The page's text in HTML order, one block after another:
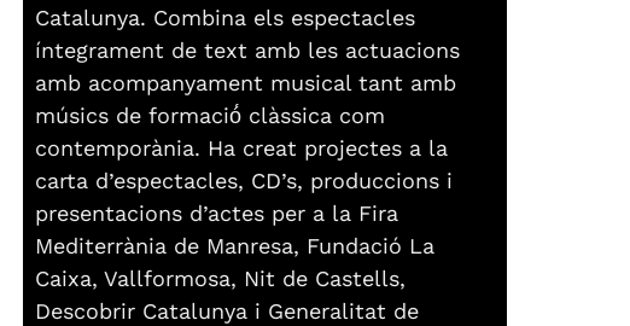
Catalunya. Combina els espectacles
íntegrament de text amb les actuacions
amb acompanyament musical tant amb
músics de formació́ clàssica com
contemporània. Ha creat projectes a la
carta d’espectacles, CD’s, produccions i
presentacions d’actes per a la Fira
Mediterrània de Manresa, Fundació La
Caixa, Vallformosa, Nit de Castells,
Descobrir Catalunya i Generalitat de